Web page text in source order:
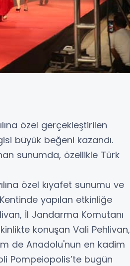
özel gerçekleştirilen
büyük beğeni kazandı.
sunumda, özellikle Türk
özel kıyafet sunumu ve
yapılan etkinliğe
İl Jandarma Komutanı
konuşan Vali Pehlivan,
de Anadolu'nun en kadim
Pompeiopolis’te bugün